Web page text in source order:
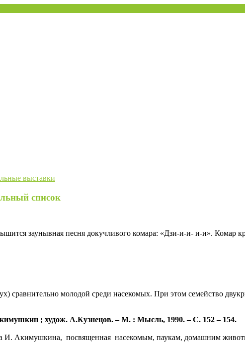
МЦБ
выставки
список
заунывная песня докучливого комара: «Дзи-и-и- и-и». Комар
молодой среди насекомых. При этом семейство
; худож. А.Кузнецов. – М. : Мысль, 1990. – С. 152 – 154.
И. Акимушкина, посвященная насекомым, паукам, домашним